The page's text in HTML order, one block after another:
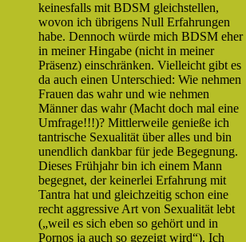
keinesfalls mit BDSM gleichstellen,
wovon ich übrigens Null Erfahrungen
habe. Dennoch würde mich BDSM eher
in meiner Hingabe (nicht in meiner
Präsenz) einschränken. Vielleicht gibt es
da auch einen Unterschied: Wie nehmen
Frauen das wahr und wie nehmen
Männer das wahr (Macht doch mal eine
Umfrage!!!)? Mittlerweile genieße ich
tantrische Sexualität über alles und bin
unendlich dankbar für jede Begegnung.
Dieses Frühjahr bin ich einem Mann
begegnet, der keinerlei Erfahrung mit
Tantra hat und gleichzeitig schon eine
recht aggressive Art von Sexualität lebt
(„weil es sich eben so gehört und in
Pornos ja auch so gezeigt wird“). Ich